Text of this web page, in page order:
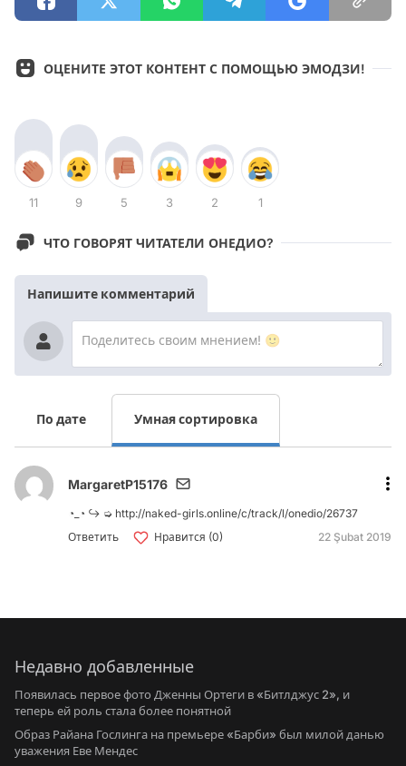
ОЦЕНИТЕ ЭТОТ КОНТЕНТ С ПОМОЩЬЮ ЭМОДЗИ!
11 9 5 3 2 1
ЧТО ГОВОРЯТ ЧИТАТЕЛИ ОНЕДИО?
Напишите комментарий
По дате Умная сортировка
MargaretP15176
◔_◔ ↪ ➭ http://naked-girls.online/c/track/l/onedio/26737
Ответить
Нравится (0) 22 Şubat 2019
Недавно добавленные
Появилась первое фото Дженны Ортеги в «Битлджус 2», и
теперь ей роль стала более понятной
Образ Райана Гослинга на премьере «Барби» был милой данью
уважения Еве Мендес